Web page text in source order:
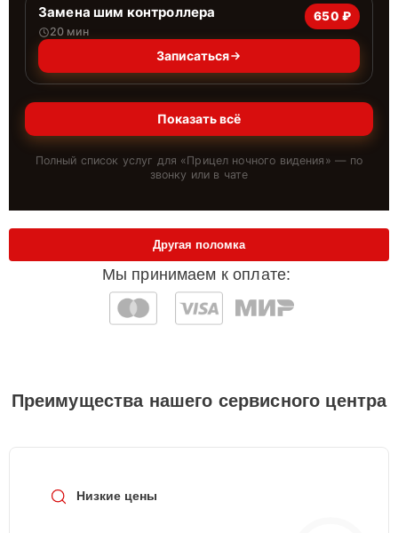
Замена шим контроллера
20 мин
650 ₽
Записаться
Показать всё
Полный список услуг для «Прицел ночного видения » — по
звонку или в чате
Мы принимаем к оплате:
Другая поломка
Преимущества нашего сервисного центра
Низкие цены